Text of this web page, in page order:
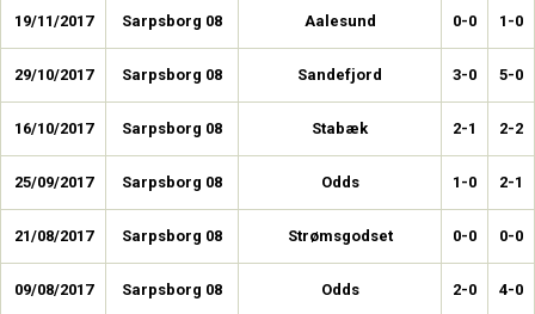
19/11/2017 Sarpsborg 08 Aalesund 0-0 1-0
29/10/2017 Sarpsborg 08 Sandefjord 3-0 5-0
16/10/2017 Sarpsborg 08 Stabæk 2-1 2-2
25/09/2017 Sarpsborg 08 Odds 1-0 2-1
21/08/2017 Sarpsborg 08 Strømsgodset 0-0 0-0
09/08/2017 Sarpsborg 08 Odds 2-0 4-0